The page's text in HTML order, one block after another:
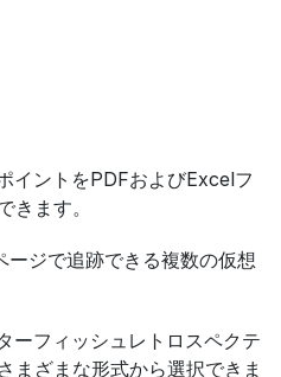
イントをPDFおよびExcelフ
きます。
ジで追跡できる複数の仮想
ーフィッシュレトロスペクテ
まざまな形式から選択できま